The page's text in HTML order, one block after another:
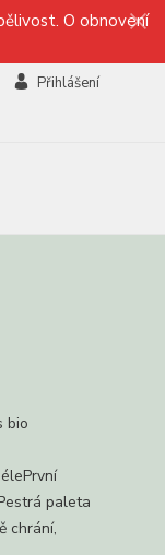
O obnovení
Přihlášení
bio
paleta
chrání,